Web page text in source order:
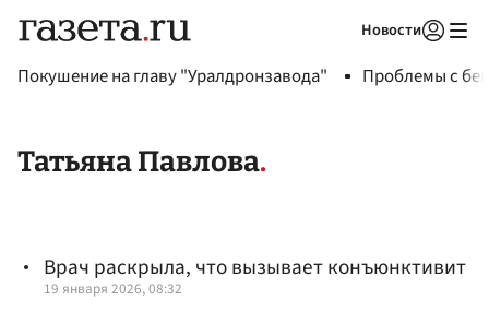
Новости
Покушение на главу "Уралдронзавода" Проблемы с
Татьяна Павлова
Врач раскрыла, что вызывает конъюнктивит
19 января 2026, 08:32